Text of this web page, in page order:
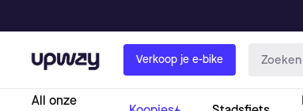
Upway Verkoop je e-bike
All onze